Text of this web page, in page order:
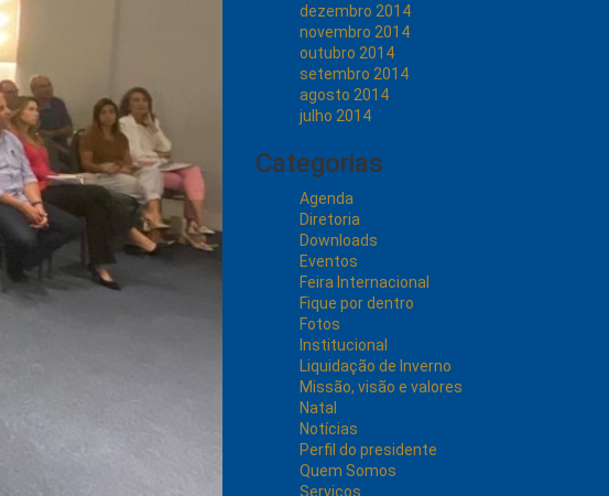
dezembro 2014
novembro 2014
outubro 2014
setembro 2014
agosto 2014
julho 2014
Categorias
Agenda
Diretoria
Downloads
Eventos
Feira Internacional
Fique por dentro
Fotos
Institucional
Liquidação de Inverno
Missão, visão e valores
Natal
Notícias
Perfil do presidente
Quem Somos
Serviços